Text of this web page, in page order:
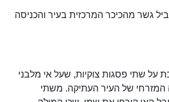
גשר מהכיכר המרכזית בעיר והכניסה
על שתי פסגות צוקיות, שעל אי מלבני
של העיר העתיקה. משתי